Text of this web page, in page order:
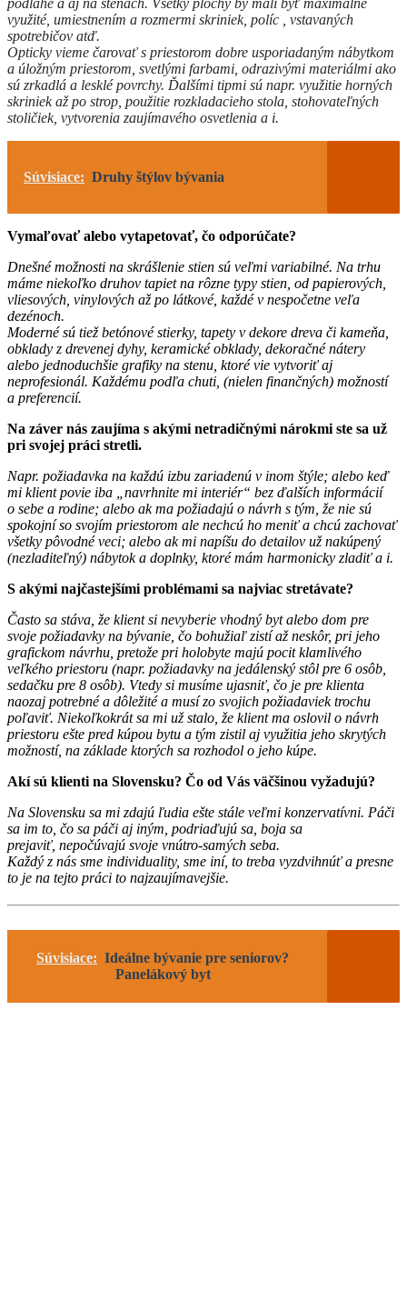
podlahe a aj na stenách. Všetky plochy by mali byť maximálne
využité, umiestnením a rozmermi skriniek, políc , vstavaných
spotrebičov atď.
Opticky vieme čarovať s priestorom dobre usporiadaným nábytkom
a úložným priestorom, svetlými farbami, odrazivými materiálmi ako
sú zrkadlá a lesklé povrchy. Ďalšími tipmi sú napr. využitie horných
skriniek až po strop, použitie rozkladacieho stola, stohovateľných
stoličiek, vytvorenia zaujímavého osvetlenia a i.
Súvisiace: Druhy štýlov bývania
Vymaľovať alebo vytapetovať, čo odporúčate?
Dnešné možnosti na skrášlenie stien sú veľmi variabilné. Na trhu
máme niekoľko druhov tapiet na rôzne typy stien, od papierových,
vliesových, vinylových až po látkové, každé v nespočetne veľa
dezénoch.
Moderné sú tiež betónové stierky, tapety v dekore dreva či kameňa,
obklady z drevenej dyhy, keramické obklady, dekoračné nátery
alebo jednoduchšie grafiky na stenu, ktoré vie vytvoriť aj
neprofesionál. Každému podľa chuti, (nielen finančných) možností
a preferencií.
Na záver nás zaujíma s akými netradičnými nárokmi ste sa už
pri svojej práci stretli.
Napr. požiadavka na každú izbu zariadenú v inom štýle; alebo keď
mi klient povie iba „navrhnite mi interiér“ bez ďalších informácií
o sebe a rodine; alebo ak ma požiadajú o návrh s tým, že nie sú
spokojní so svojím priestorom ale nechcú ho meniť a chcú zachovať
všetky pôvodné veci; alebo ak mi napíšu do detailov už nakúpený
(nezladiteľný) nábytok a doplnky, ktoré mám harmonicky zladiť a i.
S akými najčastejšími problémami sa najviac stretávate?
Často sa stáva, že klient si nevyberie vhodný byt alebo dom pre
svoje požiadavky na bývanie, čo bohužiaľ zistí až neskôr, pri jeho
grafickom návrhu, pretože pri holobyte majú pocit klamlivého
veľkého priestoru (napr. požiadavky na jedálenský stôl pre 6 osôb,
sedačku pre 8 osôb). Vtedy si musíme ujasniť, čo je pre klienta
naozaj potrebné a dôležité a musí zo svojich požiadaviek trochu
poľaviť. Niekoľkokrát sa mi už stalo, že klient ma oslovil o návrh
priestoru ešte pred kúpou bytu a tým zistil aj využitia jeho skrytých
možností, na základe ktorých sa rozhodol o jeho kúpe.
Akí sú klienti na Slovensku? Čo od Vás väčšinou vyžadujú?
Na Slovensku sa mi zdajú ľudia ešte stále veľmi konzervatívni. Páči
sa im to, čo sa páči aj iným, podriaďujú sa, boja sa
prejaviť, nepočúvajú svoje vnútro-samých seba.
Každý z nás sme individuality, sme iní, to treba vyzdvihnúť a presne
to je na tejto práci to najzaujímavejšie.
Súvisiace: Ideálne bývanie pre seniorov?
Panelákový byt